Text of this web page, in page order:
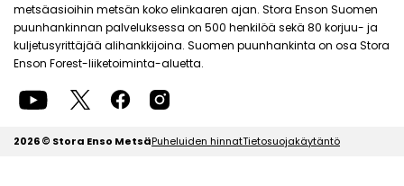
metsäasioihin metsän koko elinkaaren ajan. Stora Enson Suomen
puunhankinnan palveluksessa on 500 henkilöä sekä 80 korjuu- ja
kuljetusyrittäjää alihankkijoina. Suomen puunhankinta on osa Stora
Enson Forest-liiketoiminta-aluetta.
2026 © Stora Enso MetsäPuheluiden hinnatTietosuojakäytäntö